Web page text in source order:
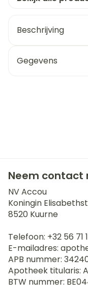
Beschrijving
Gegevens
Neem contact
NV Accou
Koningin
8520 Kuurne
Telefoon: +32 56 71
E-mailadres:
APB nummer:
Apotheek titularis:
BTW nummer: